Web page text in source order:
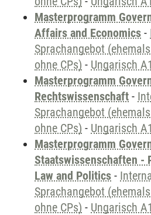
Masterprogramm
Affairs and Economics -
Sprachangebot
ohne CPs) - Ungarisch A1
Masterprogramm
Rechtswissenschaft -
Sprachangebot
ohne CPs) - Ungarisch A1
Masterprogramm
Staatswissenschaften -
Law and Politics -
Sprachangebot
ohne CPs) - Ungarisch A1